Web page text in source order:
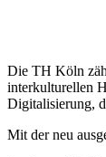
Die TH Köln
interkulturellen
Digitalisierung,
Mit der neu